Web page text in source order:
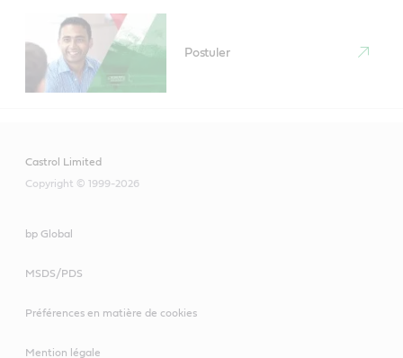
Postuler
Castrol Limited
Copyright © 1999-2026
bp Global
MSDS/PDS
Préférences en matière de cookies
Mention légale